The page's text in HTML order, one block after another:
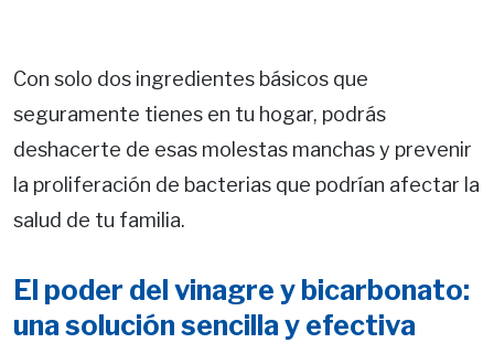
Con solo dos ingredientes básicos que
seguramente tienes en tu hogar, podrás
deshacerte de esas molestas manchas y prevenir
la proliferación de bacterias que podrían afectar la
salud de tu familia.
El poder del vinagre y bicarbonato:
una solución sencilla y efectiva